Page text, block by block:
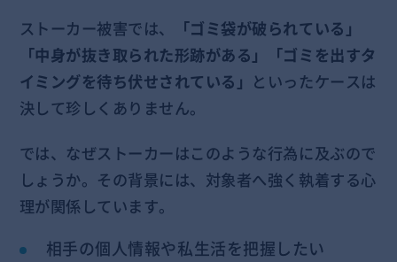
ストーカー被害では、
「ゴミ袋が破られている」
「中身が抜き取られた形跡がある」「ゴミを出すタ
イミングを待ち伏せされている」 といったケースは
決して珍しくありません。
では、なぜストーカーはこのような行為に及ぶので
しょうか。その背景には、対象者へ強く執着する心
理が関係しています。
相手の個人情報や私生活を把握したい